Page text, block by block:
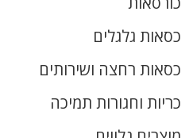
כסאות גלגלים
כסאות רחצה ושירותים
כריות וחגורות תמיכה